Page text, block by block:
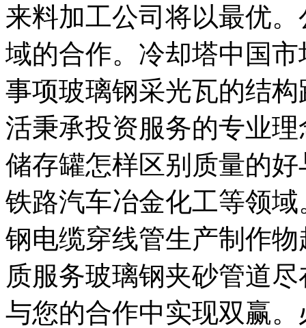
来料加工公司将以最优
域的合作。冷却塔中国
事项玻璃钢采光瓦的结
活秉承投资服务的专业
储存罐怎样区别质量的
铁路汽车冶金化工等领
钢电缆穿线管生产制作
质服务玻璃钢夹砂管道
与您的合作中实现双赢